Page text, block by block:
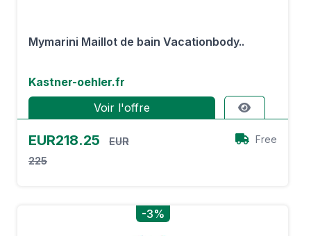
Mymarini Maillot de bain Vacationbody..
Kastner-oehler.fr
Voir l'offre
EUR218.25
EUR
225
Free
-3%